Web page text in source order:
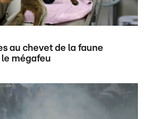
au chevet de la faune
mégafeu